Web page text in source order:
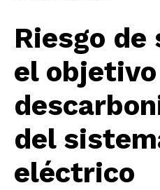
Riesgo
el
del
eléctrico